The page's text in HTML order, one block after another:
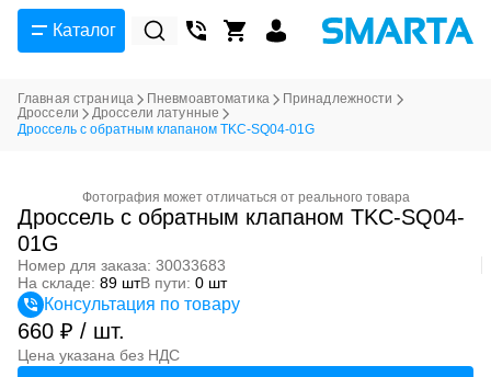
Каталог
Главная страница Пневмоавтоматика
Принадлежности
Дроссели
Дроссели латунные
Дроссель с обратным клапаном TKC-SQ04-01G
Фотография может отличаться от реального товара
Дроссель с обратным клапаном TKC-SQ04-
01G
Номер для заказа: 30033683
На складе: 89 штВ пути: 0 шт
Консультация по товару
660 ₽ / шт.
Цена указана без НДС